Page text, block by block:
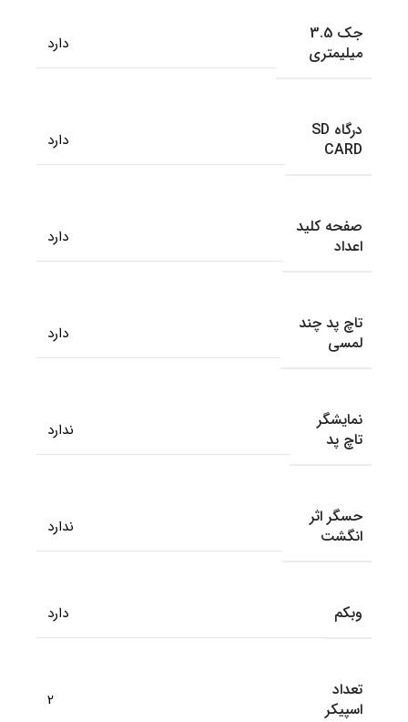
جک 3.5
میلیمتری
دارد
درگاه SD
CARD
دارد
صفحه کلید
اعداد
دارد
تاچ پد چند
لمسی
دارد
نمایشگر
تاچ پد
ندارد
حسگر اثر
انگشت
ندارد
وبکم دارد
تعداد
اسپیکر
2